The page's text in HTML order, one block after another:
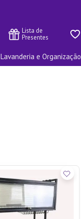
Lista de
Presentes
Lavanderia e Organização